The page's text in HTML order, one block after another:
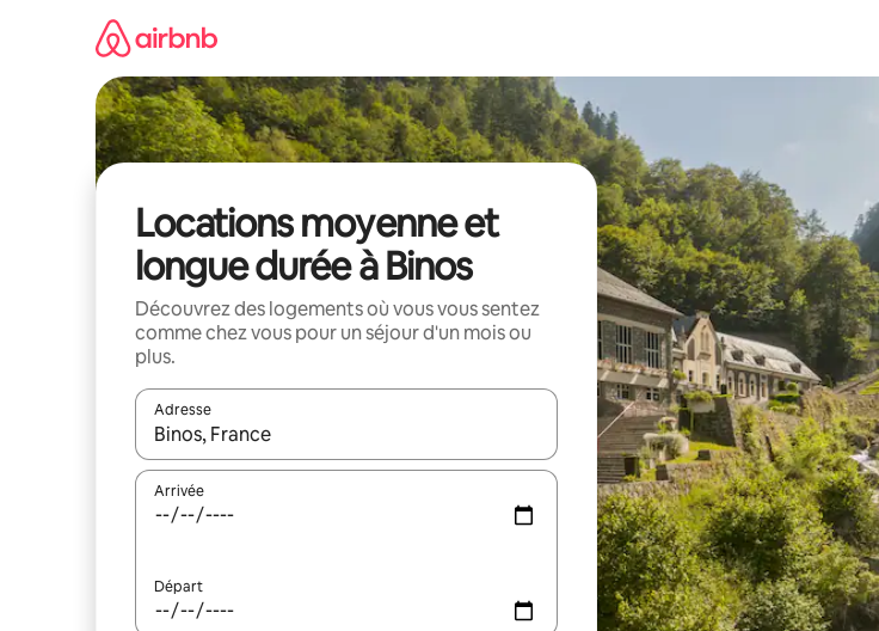
Locations moyenne et
longue durée à Binos
Découvrez des logements où vous vous sentez
comme chez vous pour un séjour d'un mois ou
plus.
Adresse
Lorsque les résultats s'affichent, utilisez les flèches vers le haut et vers le bas pour les
Arrivée
Départ